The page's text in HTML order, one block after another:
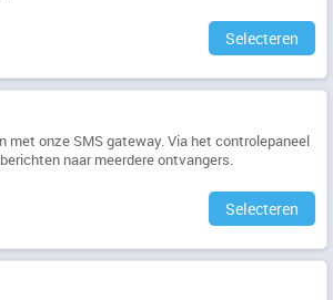
Selecteren
met onze SMS gateway. Via het controlepaneel
naar meerdere ontvangers.
Selecteren